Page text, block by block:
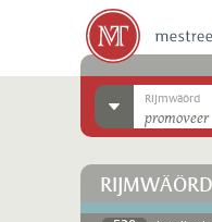
Rijmwäörd
RIJMWÄÖRD